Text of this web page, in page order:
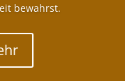
bewahrst.